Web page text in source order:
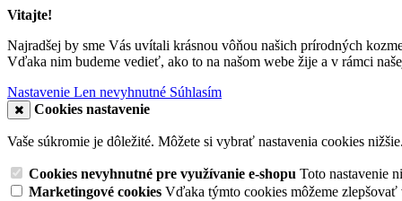
Vitajte!
Najradšej by sme Vás uvítali krásnou vôňou našich prírodných
Vďaka nim budeme vedieť, ako to na našom webe žije a v rámci
Nastavenie Len nevyhnutné Súhlasím
Cookies nastavenie
Vaše súkromie je dôležité. Môžete si vybrať nastavenia cookies nižšie.
Cookies nevyhnutné pre využívanie e-shopu Toto nastavenie
Marketingové cookies Vďaka týmto cookies môžeme